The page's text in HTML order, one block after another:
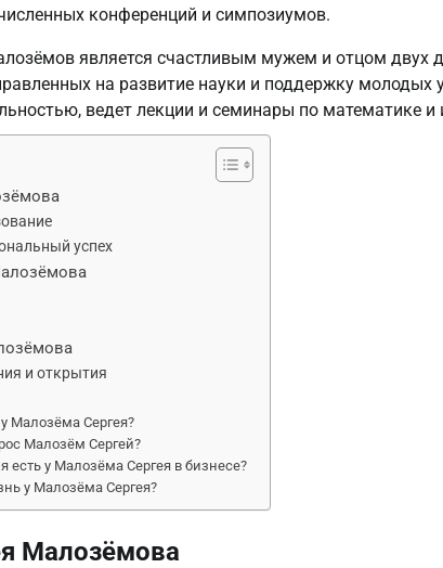
конференций и симпозиумов.
является счастливым мужем и отцом двух
на развитие науки и поддержку
ведет лекции и семинары по математике
успех
и открытия
Малозёма Сергея?
Малозём Сергей?
есть у Малозёма Сергея в бизнесе?
у Малозёма Сергея?
Малозёмова